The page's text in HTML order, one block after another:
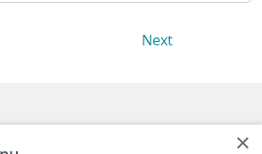
Next
3001 Heverlee
×